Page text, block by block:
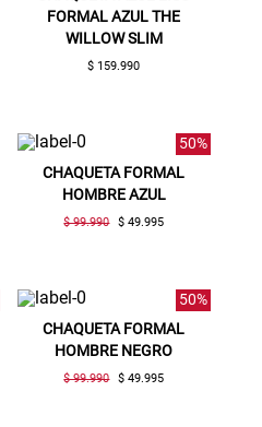
FORMAL AZUL THE
WILLOW SLIM
$ 159.990
50%
CHAQUETA FORMAL
HOMBRE AZUL
$ 99.990 $ 49.995
50%
CHAQUETA FORMAL
HOMBRE NEGRO
$ 99.990 $ 49.995